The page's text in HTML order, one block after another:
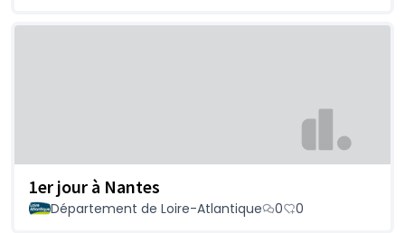
1er jour à Nantes
Département de Loire-Atlantique 0 0